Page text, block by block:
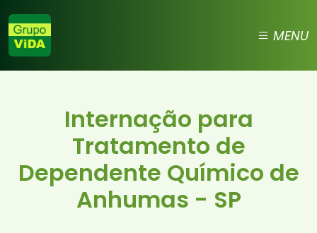
MENU
Internação para
Tratamento de
Dependente Químico de
Anhumas - SP